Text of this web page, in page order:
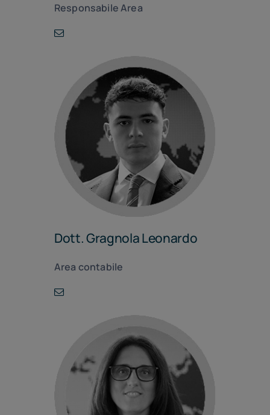
Responsabile Area
Dott. Gragnola Leonardo
Area contabile